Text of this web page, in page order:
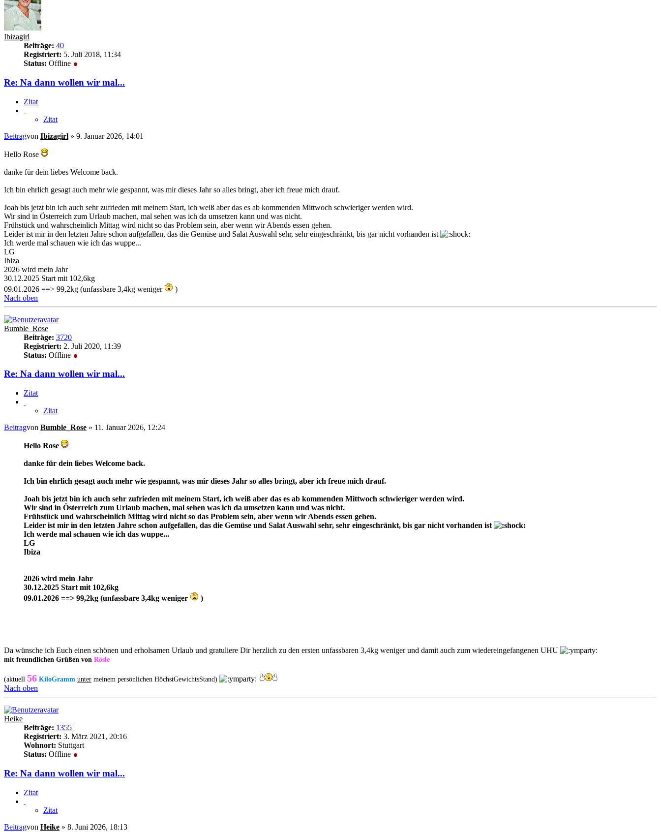
Ibizagirl
Beiträge: 40
Registriert: 5. Juli 2018, 11:34
Status: Offline
Re: Na dann wollen wir mal...
Zitat
Zitat
Beitragvon Ibizagirl » 9. Januar 2026, 14:01
Hello Rose
danke für dein liebes Welcome back.
Ich bin ehrlich gesagt auch mehr wie gespannt, was mir dieses Jahr so alles bringt, aber ich freue mich drauf.
Joah bis jetzt bin ich auch sehr zufrieden mit meinem Start, ich weiß aber das es ab kommenden Mittwoch schwieriger werden wird.
Wir sind in Österreich zum Urlaub machen, mal sehen was ich da umsetzen kann und was nicht.
Frühstück und wahrscheinlich Mittag wird nicht so das Problem sein, aber wenn wir Abends essen gehen.
Leider ist mir in den letzten Jahre schon aufgefallen, das die Gemüse und Salat Auswahl sehr, sehr eingeschränkt, bis gar nicht vorhanden ist
Ich werde mal schauen wie ich das wuppe...
LG
Ibiza
2026 wird mein Jahr
30.12.2025 Start mit 102,6kg
09.01.2026 ==> 99,2kg (unfassbare 3,4kg weniger
)
Nach oben
Bumble_Rose
Beiträge: 3720
Registriert: 2. Juli 2020, 11:39
Status: Offline
Re: Na dann wollen wir mal...
Zitat
Zitat
Beitragvon Bumble_Rose » 11. Januar 2026, 12:24
Hello Rose
danke für dein liebes Welcome back.
Ich bin ehrlich gesagt auch mehr wie gespannt, was mir dieses Jahr so alles bringt, aber ich freue mich drauf.
Joah bis jetzt bin ich auch sehr zufrieden mit meinem Start, ich weiß aber das es ab kommenden Mittwoch schwieriger werden wird.
Wir sind in Österreich zum Urlaub machen, mal sehen was ich da umsetzen kann und was nicht.
Frühstück und wahrscheinlich Mittag wird nicht so das Problem sein, aber wenn wir Abends essen gehen.
Leider ist mir in den letzten Jahre schon aufgefallen, das die Gemüse und Salat Auswahl sehr, sehr eingeschränkt, bis gar nicht vorhanden ist
Ich werde mal schauen wie ich das wuppe...
LG
Ibiza
2026 wird mein Jahr
30.12.2025 Start mit 102,6kg
09.01.2026 ==> 99,2kg (unfassbare 3,4kg weniger
)
Da wünsche ich Euch einen schönen und erholsamen Urlaub und gratuliere Dir herzlich zu den ersten unfassbaren 3,4kg weniger und damit auch zum wiedereingefangenen UHU
mit freundlichen Grüßen von Rösle
(aktuell 56 KiloGramm unter meinem persönlichen HöchstGewichtsStand)
Nach oben
Heike
Beiträge: 1355
Registriert: 3. März 2021, 20:16
Wohnort: Stuttgart
Status: Offline
Re: Na dann wollen wir mal...
Zitat
Zitat
Beitragvon Heike » 8. Juni 2026, 18:13